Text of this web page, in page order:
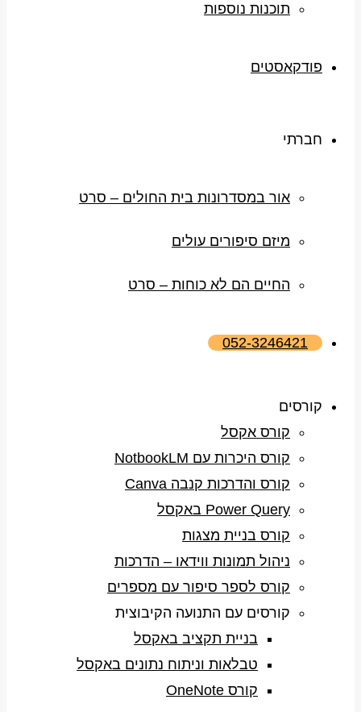
תוכנות נוספות
פודקאסטים
חברתי
אור במסדרונות בית החולים – סרט
מיזם סיפורים עולים
החיים הם לא כוחות – סרט
052-3246421
קורסים
קורס אקסל
קורס היכרות עם NotbookLM
קורס והדרכות קנבה Canva
Power Query באקסל
קורס בניית מצגות
ניהול תמונות ווידאו – הדרכות
קורס לספר סיפור עם מספרים
קורסים עם התנועה הקיבוצית
בניית תקציב באקסל
טבלאות וניתוח נתונים באקסל
קורס OneNote